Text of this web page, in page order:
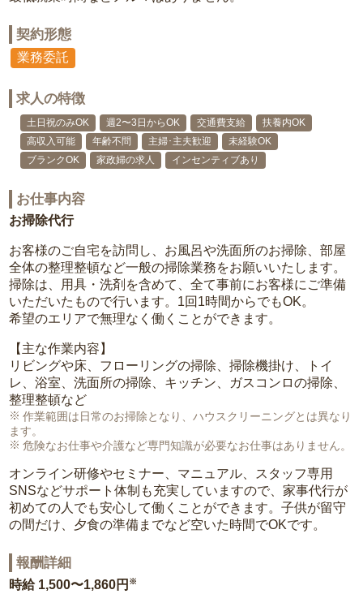
契約形態
業務委託
求人の特徴
土日祝のみOK 週2〜3日からOK 交通費支給
扶養内OK
高収入可能
年齢不問 主婦･主夫歓迎
未経験OK
ブランクOK
家政婦の求人 インセンティブあり
お仕事内容
お掃除代行
お客様のご自宅を訪問し、お風呂や洗面所のお掃除、部屋
全体の整理整頓など一般の掃除業務をお願いいたします。
掃除は、用具・洗剤を含めて、全て事前にお客様にご準備
いただいたもので行います。1回1時間からでもOK。
希望のエリアで無理なく働くことができます。
【主な作業内容】
リビングや床、フローリングの掃除、掃除機掛け、トイ
レ、浴室、洗面所の掃除、キッチン、ガスコンロの掃除、
整理整頓など
作業範囲は日常のお掃除となり、ハウスクリーニングとは異なり
ます。
危険なお仕事や介護など専門知識が必要なお仕事はありません。
オンライン研修やセミナー、マニュアル、スタッフ専用
SNSなどサポート体制も充実していますので、家事代行が
初めての人でも安心して働くことができます。子供が留守
の間だけ、夕食の準備までなど空いた時間でOKです。
報酬詳細
時給 1,500〜1,860円 ※